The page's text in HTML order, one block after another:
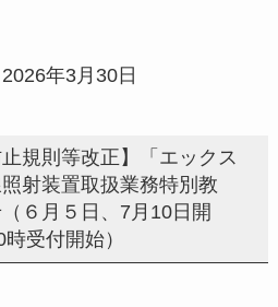
2026年3月30日
規則等改正】「エックス
射装置取扱業務特別教
６月５日、7月10日開
受付開始）